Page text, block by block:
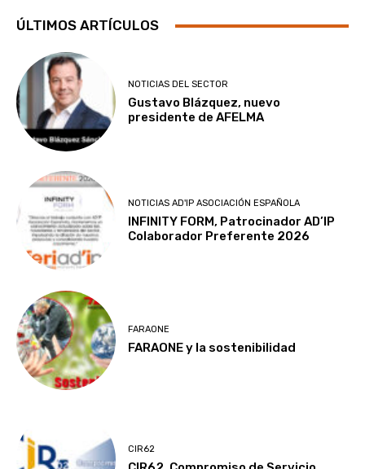
ÚLTIMOS ARTÍCULOS
NOTICIAS DEL SECTOR
Gustavo Blázquez, nuevo
presidente de AFELMA
NOTICIAS AD'IP ASOCIACIÓN ESPAÑOLA
INFINITY FORM, Patrocinador AD’IP
Colaborador Preferente 2026
FARAONE
FARAONE y la sostenibilidad
CIR62